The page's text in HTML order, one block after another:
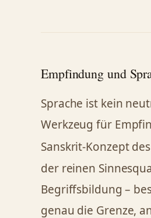
Empfindung und
Sprache ist kein
Werkzeug für
Sanskrit-Konzept des
der reinen
Begriffsbildung –
genau die Grenze,